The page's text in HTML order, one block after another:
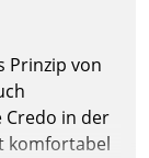
Prinzip von
Credo in der
komfortabel